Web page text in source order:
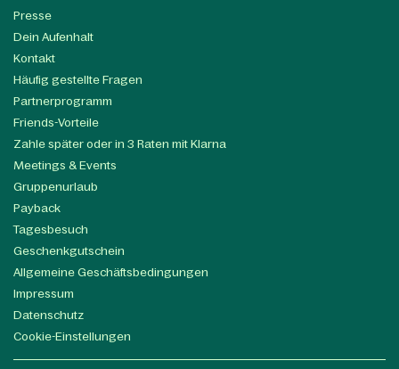
Presse
Dein Aufenhalt
Kontakt
Häufig gestellte Fragen
Partnerprogramm
Friends-Vorteile
Zahle später oder in 3 Raten mit Klarna
Meetings & Events
Gruppenurlaub
Payback
Tagesbesuch
Geschenkgutschein
Allgemeine Geschäftsbedingungen
Impressum
Datenschutz
Cookie-Einstellungen